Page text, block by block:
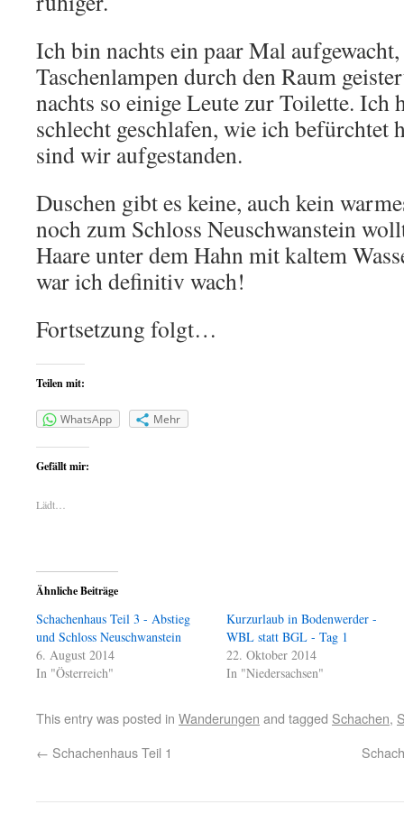
Ich bin nachts ein paar Mal
Taschenlampen durch den Raum
nachts so einige Leute zur Toilette. Ich
schlecht geschlafen, wie ich befürchtet
sind wir aufgestanden.
Duschen gibt es keine, auch kein
noch zum Schloss Neuschwanstein
Haare unter dem Hahn mit kaltem
war ich definitiv wach!
Fortsetzung folgt…
Teilen mit:
WhatsApp Mehr
Gefällt mir:
Lädt…
Ähnliche Beiträge
Schachenhaus Teil 3 - Abstieg
und Schloss Neuschwanstein
6. August 2014
In "Österreich"
Kurzurlaub in Bodenwerder -
WBL statt BGL - Tag 1
22. Oktober 2014
In "Niedersachsen"
This entry was posted in Wanderungen and tagged Schachen,
← Schachenhaus Teil 1